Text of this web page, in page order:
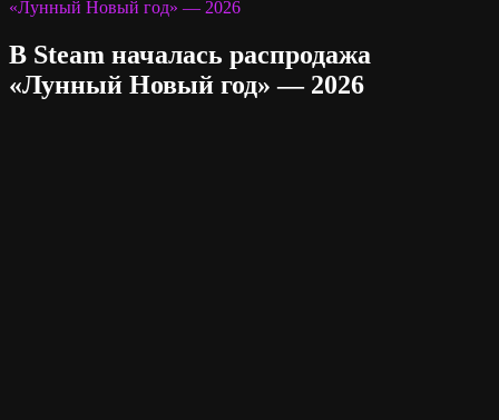
«Лунный Новый год» — 2026
В Steam началась распродажа
«Лунный Новый год» — 2026